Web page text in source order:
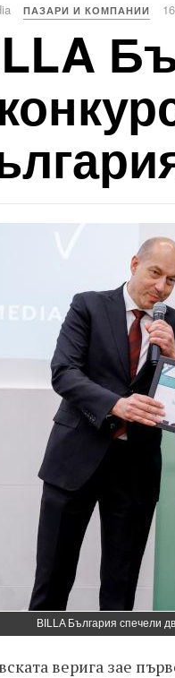
ПАЗАРИ И КОМПАНИИ
BILLA България спечели
верига зае